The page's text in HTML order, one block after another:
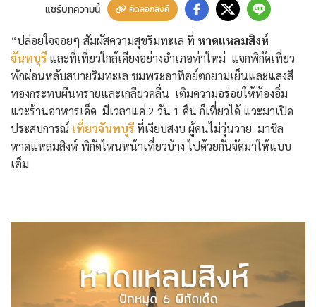
แชร์บทความนี้
คัดลอกลิงค์
“ปล่อยใจจอยๆ สัมผัสความสุขริมทะเล ที่ หาดแหลมสิงห์
จันทบุรี และที่เที่ยวใกล้เคียงอย่างอำเภอท่าใหม่ แจกพิกัดเที่ยว
พักผ่อนหลับสบายริมทะเล ชมพระอาทิตย์ตกยามเย็นและแสงสี
ทองกระทบผืนทรายและเกลียวคลื่น เติมความอร่อยให้ท้องอิ่ม
แวะร้านอาหารเด็ด มีเวลาแค่ 2 วัน 1 คืน ก็เที่ยวได้ แวะมาเปิด
ประสบการณ์ เที่ยวจันทบุรีที่เงียบสงบ ผู้คนไม่วุ่นวาย มาชิล
หาดแหลมสิงห์ พิกัดไหนหน้าเที่ยวบ้าง ไปด้วยกันจัดมาให้แบบ
เต็ม